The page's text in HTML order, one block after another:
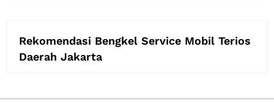
Rekomendasi Bengkel Service Mobil Terios
Daerah Jakarta